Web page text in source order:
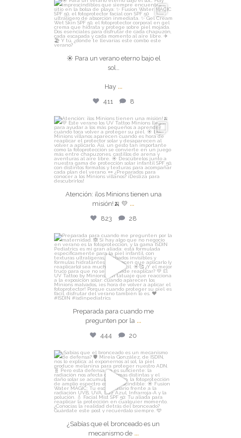
isdin
☀️ Para un verano eterno bajo el
sol…
Hay...
Ago 4
411 8
☀️ Para un verano eterno bajo el
sol…
Hay ...
411 8
isdin
Atención: ¡los Minions tienen una
misión!🍌 💛...
Ago 3
823 28
Atención: ¡los Minions tienen una
misión!🍌 💛 ...
823 28
isdin
Preparada para cuando me
pregunten por la...
Jul 30
444 20
Preparada para cuando me
pregunten por la ...
444 20
isdin
¿Sabías que el bronceado es un
mecanismo de...
Jul 29
259 14
¿Sabías que el bronceado es un
mecanismo de ...